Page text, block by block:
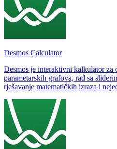
Desmos Calculator
Desmos je interaktivni kalkulator za
parametarskih grafova, rad sa
rješavanje matematičkih izraza i